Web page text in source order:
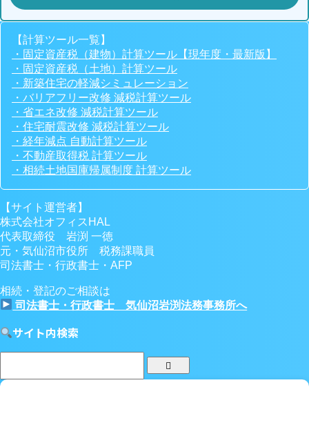
【計算ツール一覧】
・固定資産税（建物）計算ツール【現年度・最新版】
・固定資産税（土地）計算ツール
・新築住宅の軽減シミュレーション
・バリアフリー改修 減税計算ツール
・省エネ改修 減税計算ツール
・住宅耐震改修 減税計算ツール
・経年減点 自動計算ツール
・不動産取得税 計算ツール
・相続土地国庫帰属制度 計算ツール
【サイト運営者】
株式会社オフィスHAL
代表取締役 岩渕 一徳
元・気仙沼市役所 税務課職員
司法書士・行政書士・AFP
相続・登記のご相談は
司法書士・行政書士 気仙沼岩渕法務事務所へ
サイト内検索